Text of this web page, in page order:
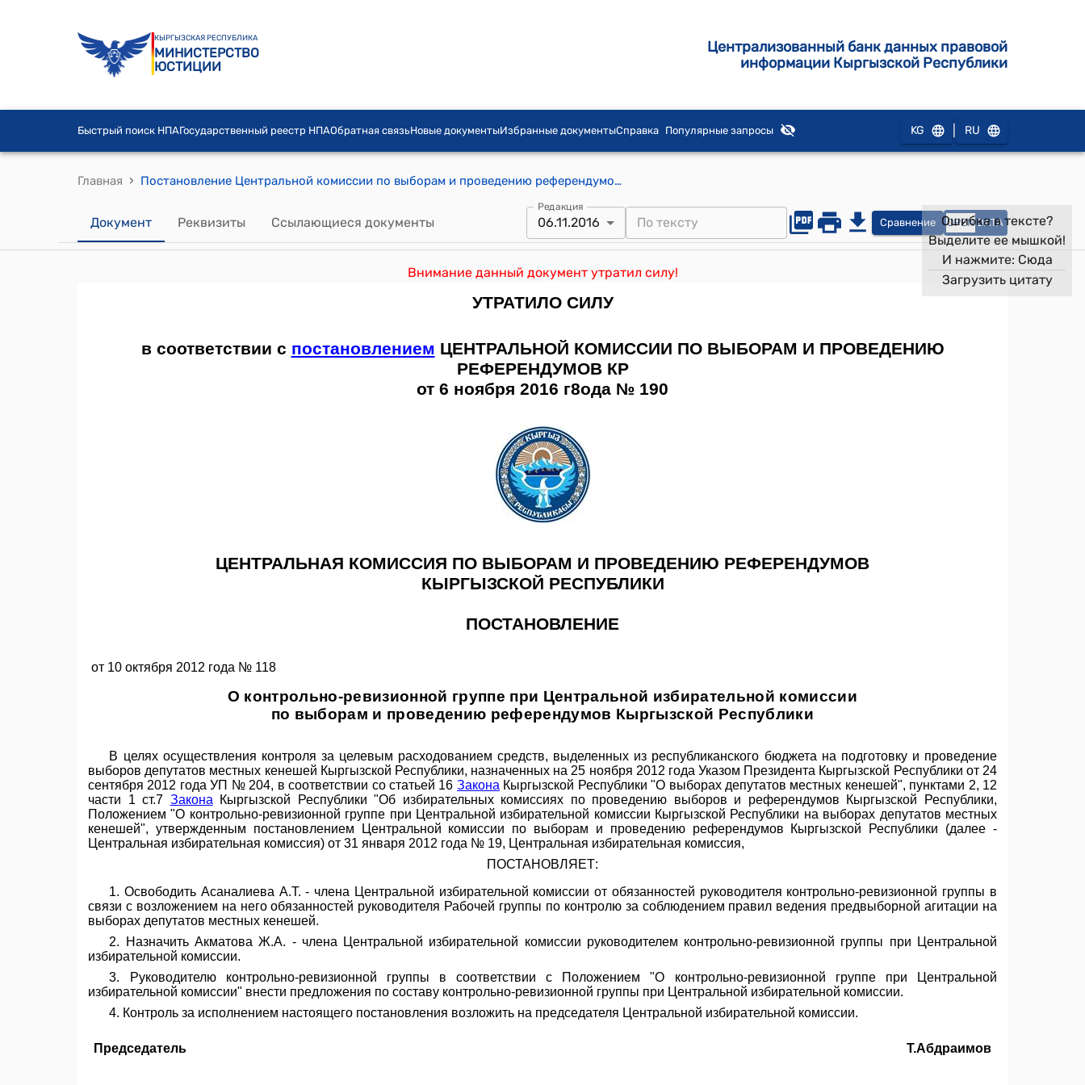
КЫРГЫЗСКАЯ РЕСПУБЛИКА
МИНИСТЕРСТВО
ЮСТИЦИИ
Централизованный банк данных правовой
информации Кыргызской Республики
Быстрый поиск НПАГосударственный реестр НПАОбратная связьНовые документыИзбранные документыСправка Популярные запросы KG RU
Главная › Постановление Центральной комиссии по выборам и проведению референдумов КР от 10 октября 2012 года № 118 "О контрольно-ревизионной группе при Центральной избирательной комиссии по выборам и проведению референдумов Кыргызской Республики"
Документ Реквизиты Ссылающиеся документы
Редакция
06.11.2016 Сравнение OPEN DATA
Внимание данный документ утратил силу!
Ошибка в тексте?
Выделите ее мышкой!
И нажмите: Сюда
Загрузить цитату